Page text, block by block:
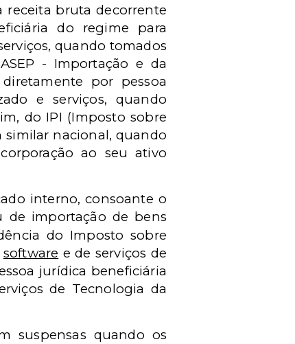
receita bruta decorrente
do regime para
quando tomados
- Importação e da
por pessoa
e serviços, quando
do IPI (Imposto sobre
similar nacional, quando
ao seu ativo
interno, consoante o
de importação de bens
do Imposto sobre
software e de serviços de
jurídica beneficiária
de Tecnologia da
suspensas quando os